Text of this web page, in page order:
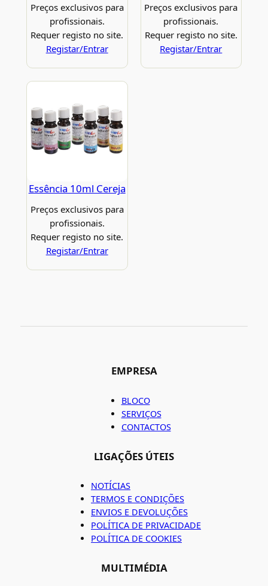
Preços exclusivos para
profissionais.
Requer registo no site.
Registar/Entrar
Preços exclusivos para
profissionais.
Requer registo no site.
Registar/Entrar
Essência 10ml Cereja
Preços exclusivos para
profissionais.
Requer registo no site.
Registar/Entrar
EMPRESA
BLOCO
SERVIÇOS
CONTACTOS
LIGAÇÕES ÚTEIS
NOTÍCIAS
TERMOS E CONDIÇÕES
ENVIOS E DEVOLUÇÕES
POLÍTICA DE PRIVACIDADE
POLÍTICA DE COOKIES
MULTIMÉDIA